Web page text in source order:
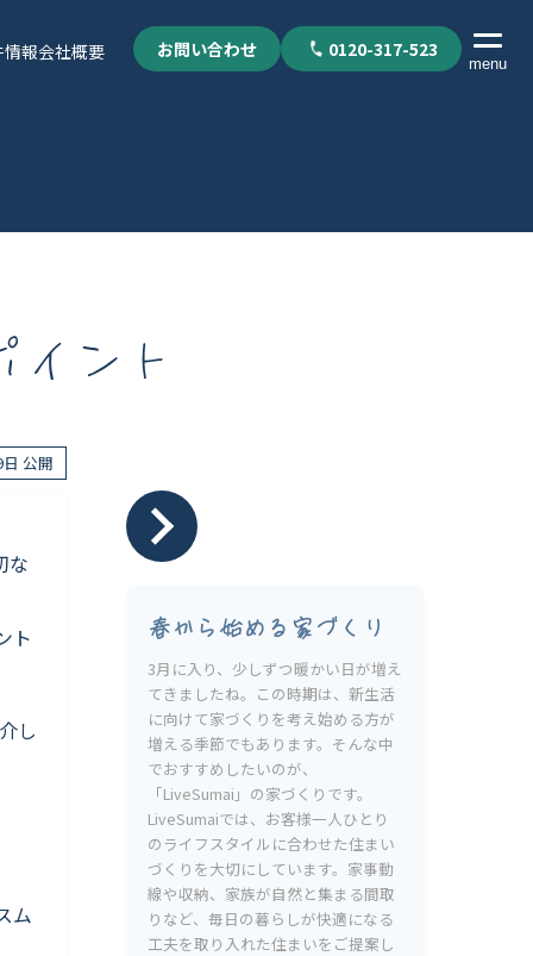
報会社概要 お問い合わせ 0120-317-523
menu
個人情報保護方針
ント
公開
な
ト
し
ム
春から始める家づくり
3月に入り、少しずつ暖かい日が増え
てきましたね。この時期は、新生活
に向けて家づくりを考え始める方が
増える季節でもあります。そんな中
でおすすめしたいのが、
「LiveSumai」の家づくりです。
LiveSumaiでは、お客様一人ひとり
のライフスタイルに合わせた住まい
づくりを大切にしています。家事動
線や収納、家族が自然と集まる間取
りなど、毎日の暮らしが快適になる
工夫を取り入れた住まいをご提案し